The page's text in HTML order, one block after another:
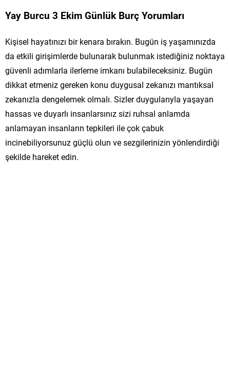
Yay Burcu 3 Ekim Günlük Burç Yorumları
Kişisel hayatınızı bir kenara bırakın. Bugün iş yaşamınızda
da etkili girişimlerde bulunarak bulunmak istediğiniz noktaya
güvenli adımlarla ilerleme imkanı bulabileceksiniz. Bugün
dikkat etmeniz gereken konu duygusal zekanızı mantıksal
zekanızla dengelemek olmalı. Sizler duygularıyla yaşayan
hassas ve duyarlı insanlarsınız sizi ruhsal anlamda
anlamayan insanların tepkileri ile çok çabuk
incinebiliyorsunuz güçlü olun ve sezgilerinizin yönlendirdiği
şekilde hareket edin.